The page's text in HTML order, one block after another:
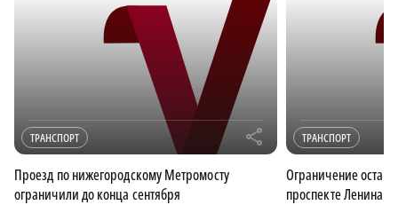
ТРАНСПОРТ r
Проезд по нижегородскому Метромосту
ограничили до конца сентября
ТРАНСПОРТ
Ограничение
проспекте Ленина